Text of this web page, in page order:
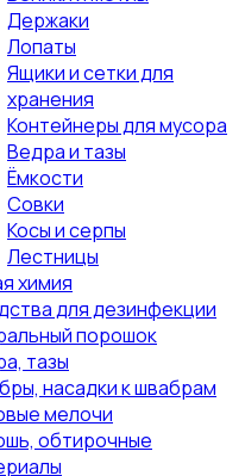
Держаки
Лопаты
Ящики и сетки для
хранения
Контейнеры для мусора
Ведра и тазы
Ёмкости
Совки
Косы и серпы
Лестницы
химия
для дезинфекции
порошок
тазы
насадки к швабрам
мелочи
обтирочные